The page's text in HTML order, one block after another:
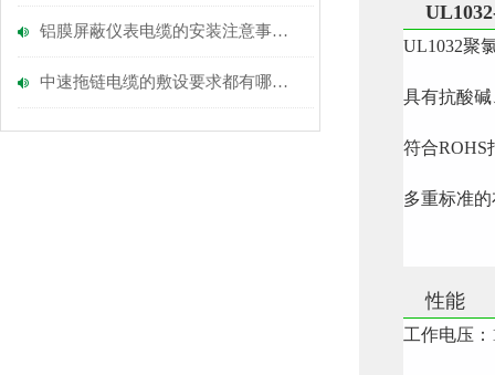
铝膜屏蔽仪表电缆的安装注意事项与技巧分析
中速拖链电缆的敷设要求都有哪些？
UL1032聚
具有抗酸
符合ROHS
多重标准
性能
工作电压：